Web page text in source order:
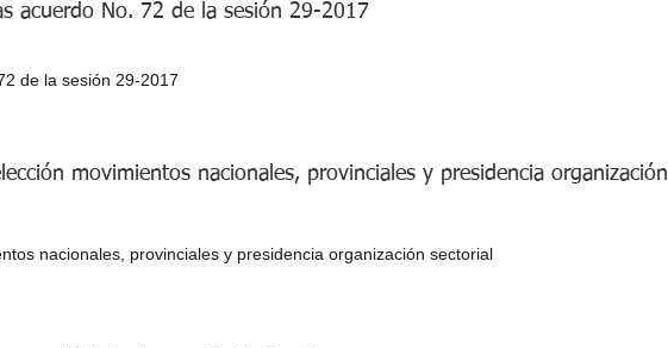
acuerdo No. 72 de la sesión 29-2017
de la sesión 29-2017
movimientos nacionales, provinciales y presidencia organización
nacionales, provinciales y presidencia organización sectorial